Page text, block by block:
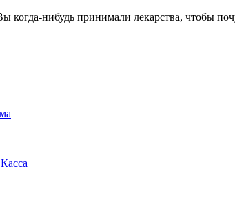
когда-нибудь принимали лекарства, чтобы